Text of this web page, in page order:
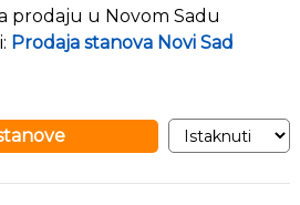
prodaju u Novom Sadu
Prodaja stanova Novi Sad